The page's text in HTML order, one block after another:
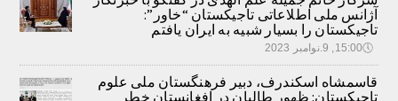
آژانس ملی اطلاعاتی تاجیکستان “خاور”:
تاجیکستان را بسیار شبیه به ایران یافتم
🕔15:00, 9.نوامبر 2023
قاسمشاه اسکندرف، دبیر فرهنگستان ملی علوم
تاجیکستان: ظهور طالبان در افغانستان خطر